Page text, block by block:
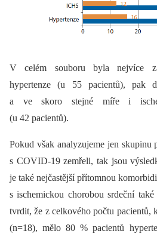
V celém souboru byla nejvíce
hypertenze (u 55 pacientů), pak
a ve skoro stejné míře i
(u 42 pacientů).
Pokud však analyzujeme jen skupinu
s COVID-19 zemřeli, tak jsou
je také nejčastější přítomnou
s ischemickou chorobou srdeční
tvrdit, že z celkového počtu
(n=18), mělo 80 % pacientů